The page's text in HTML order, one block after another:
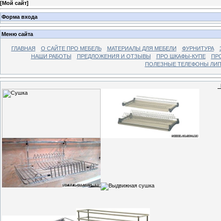
[Мой сайт]
Форма входа
Меню сайта
ГЛАВНАЯ О САЙТЕ ПРО МЕБЕЛЬ МАТЕРИАЛЫ ДЛЯ МЕБЕЛИ ФУРНИТУРА
НАШИ РАБОТЫ
ПРЕДЛОЖЕНИЯ И ОТЗЫВЫ ПРО ШКАФЫ-КУПЕ
ПОЛЕЗНЫЕ ТЕЛЕФОНЫ